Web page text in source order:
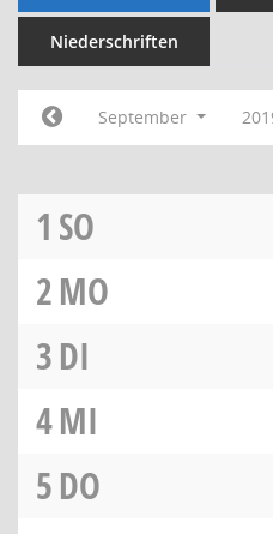
Niederschriften
September
1 SO
2MO
3DI
4MI
5DO